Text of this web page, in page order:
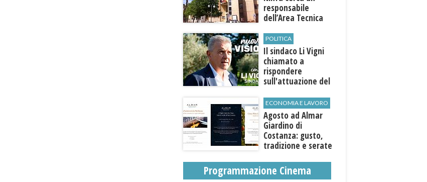
responsabile
dell’Area Tecnica
POLITICA
Il sindaco Li Vigni
chiamato a
rispondere
sull'attuazione del
ECONOMIA E LAVORO
Agosto ad Almar
Giardino di
Costanza: gusto,
tradizione e serate
anche agli ospiti
esterni
Programmazione Cinema